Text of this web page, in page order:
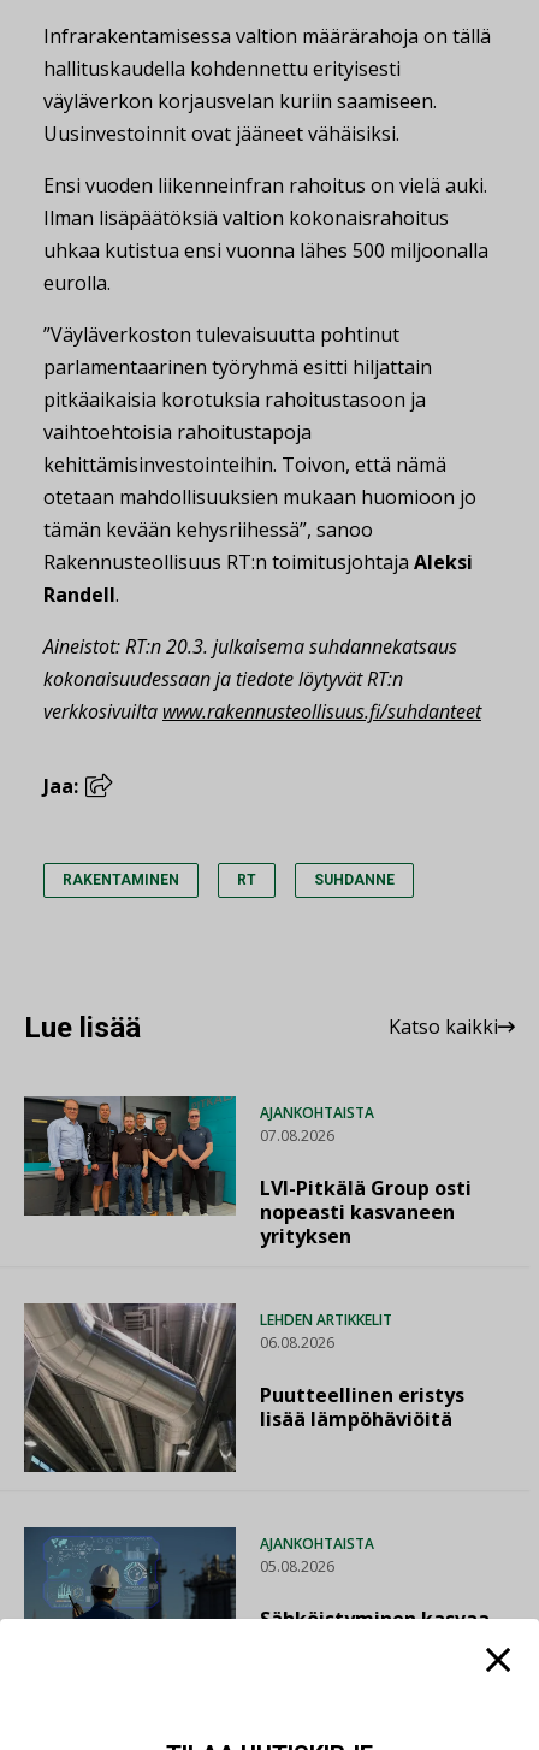
Infrarakentamisessa valtion määrärahoja on tällä
hallituskaudella kohdennettu erityisesti
väyläverkon korjausvelan kuriin saamiseen.
Uusinvestoinnit ovat jääneet vähäisiksi.
Ensi vuoden liikenneinfran rahoitus on vielä auki.
Ilman lisäpäätöksiä valtion kokonaisrahoitus
uhkaa kutistua ensi vuonna lähes 500 miljoonalla
eurolla.
”Väyläverkoston tulevaisuutta pohtinut
parlamentaarinen työryhmä esitti hiljattain
pitkäaikaisia korotuksia rahoitustasoon ja
vaihtoehtoisia rahoitustapoja
kehittämisinvestointeihin. Toivon, että nämä
otetaan mahdollisuuksien mukaan huomioon jo
tämän kevään kehysriihessä”, sanoo
Rakennusteollisuus RT:n toimitusjohtaja Aleksi
Randell.
Aineistot: RT:n 20.3. julkaisema suhdannekatsaus
kokonaisuudessaan ja tiedote löytyvät RT:n
verkkosivuilta www.rakennusteollisuus.fi/suhdanteet
Jaa:
RAKENTAMINEN RT SUHDANNE
Lue lisää Katso kaikki
AJANKOHTAISTA
07.08.2026
LVI-Pitkälä Group osti
nopeasti kasvaneen
yrityksen
LEHDEN ARTIKKELIT
06.08.2026
Puutteellinen eristys
lisää lämpöhäviöitä
AJANKOHTAISTA
05.08.2026
Sähköistyminen kasvaa
voimakkaasti: ”Tulevat
yhteen”